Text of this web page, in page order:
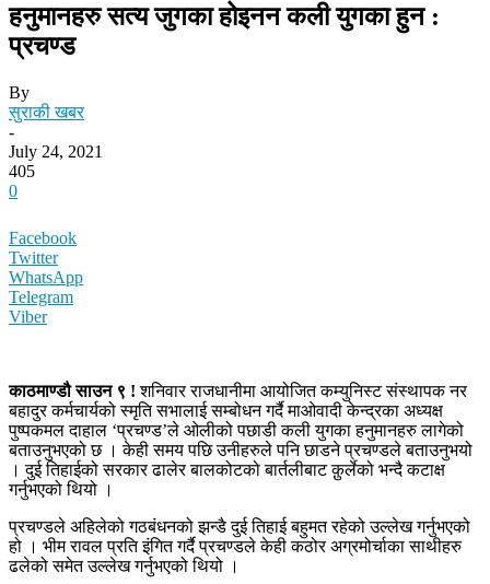
हनुमानहरु सत्य जुगका होइनन कली युगका हुन :
प्रचण्ड
By
सुराकी खबर
-
July 24, 2021
405
0
Facebook
Twitter
WhatsApp
Telegram
Viber
काठमाण्डौ साउन ९ !शनिवार राजधानीमा आयोजित कम्युनिस्ट संस्थापक नर
बहादुर कर्मचार्यको स्मृति सभालाई सम्बोधन गर्दै माओवादी केन्द्रका अध्यक्ष
पुष्पकमल दाहाल ‘प्रचण्ड’ले ओलीको पछाडी कली युगका हनुमानहरु लागेको
बताउनुभएको छ । केही समय पछि उनीहरुले पनि छाडने प्रचण्डले बताउनुभयो
। दुई तिहाईको सरकार ढालेर बालकोटको बार्तलीबाट क़ुर्लेको भन्दै कटाक्ष
गर्नुभएको थियो ।
प्रचण्डले अहिलेको गठबंधनको झन्डै दुई तिहाई बहुमत रहेको उल्लेख गर्नुभएको
हो । भीम रावल प्रति इंगित गर्दै प्रचण्डले केही कठोर अग्रमोर्चाका साथीहरु
ढलेको समेत उल्लेख गर्नुभएको थियो ।